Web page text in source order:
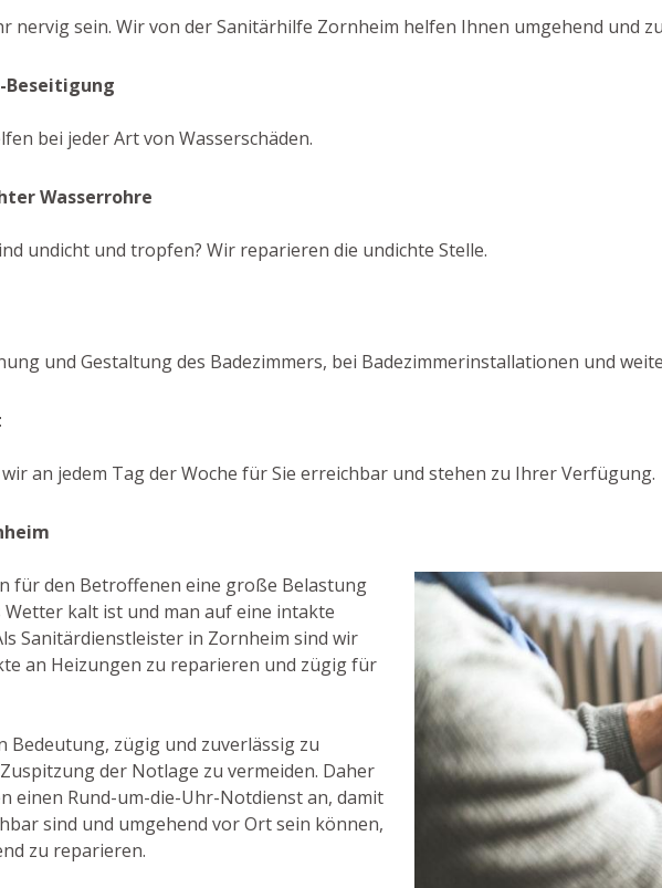
nervig sein. Wir von der Sanitärhilfe Zornheim helfen Ihnen umgehend und
Beseitigung
bei jeder Art von Wasserschäden.
Wasserrohre
undicht und tropfen? Wir reparieren die undichte Stelle.
und Gestaltung des Badezimmers, bei Badezimmerinstallationen und
an jedem Tag der Woche für Sie erreichbar und stehen zu Ihrer Verfügung.
für den Betroffenen eine große Belastung
Wetter kalt ist und man auf eine intakte
Sanitärdienstleister in Zornheim sind wir
an Heizungen zu reparieren und zügig für
Bedeutung, zügig und zuverlässig zu
der Notlage zu vermeiden. Daher
einen Rund-um-die-Uhr-Notdienst an, damit
sind und umgehend vor Ort sein können,
zu reparieren.